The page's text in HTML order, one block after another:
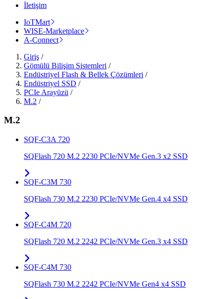
İletişim
IoTMart
WISE-Marketplace
A-Connect
Giriş /
Gömülü Bilişim Sistemleri /
Endüstriyel Flash & Bellek Çözümleri /
Endüstriyel SSD /
PCIe Arayüzü /
M.2 /
M.2
SQF-C3A 720
SQFlash 720 M.2 2230 PCIe/NVMe Gen.3 x2 SSD
SQF-C3M 730
SQFlash 730 M.2 2230 PCIe/NVMe Gen.4 x4 SSD
SQF-C4M 720
SQFlash 720 M.2 2242 PCIe/NVMe Gen.3 x4 SSD
SQF-C4M 730
SQFlash 730 M.2 2242 PCIe/NVMe Gen4 x4 SSD